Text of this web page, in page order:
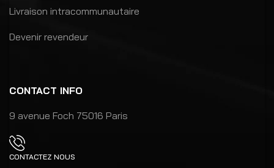
Livraison intracommunautaire
Devenir revendeur
CONTACT INFO
9 avenue Foch 75016 Paris
CONTACTEZ NOUS